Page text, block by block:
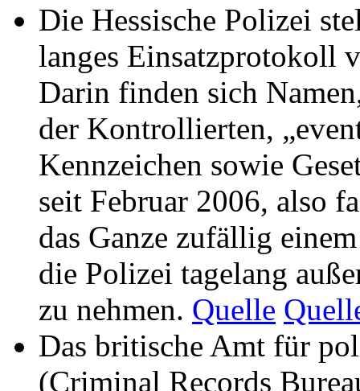
Die Hessische Polizei
langes Einsatzprotokoll
Darin finden sich
der Kontrollierten,
Kennzeichen sowie
seit Februar 2006, also
das Ganze zufällig
die Polizei tagelang
zu nehmen. Quelle
Das britische Amt für
(Criminal Records